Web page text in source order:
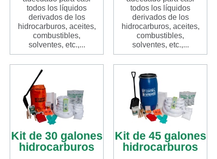
todos los líquidos
derivados de los
hidrocarburos, aceites,
combustibles,
solventes, etc.,...
todos los líquidos
derivados de los
hidrocarburos, aceites,
combustibles,
solventes, etc.,...
Kit de 30 galones
hidrocarburos
Kit de 45 galones
hidrocarburos